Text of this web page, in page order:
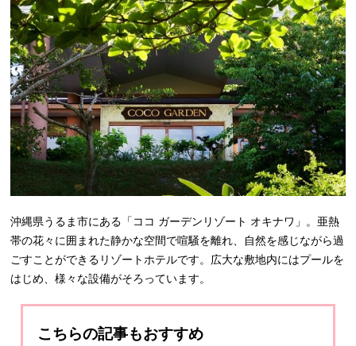
沖縄県うるま市にある「ココ ガーデンリゾート オキナワ」。亜熱
帯の花々に囲まれた静かな空間で喧騒を離れ、自然を感じながら過
ごすことができるリゾートホテルです。広大な敷地内にはプールを
はじめ、様々な設備がそろっています。
こちらの記事もおすすめ